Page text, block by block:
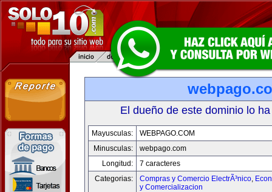
El dueño de este dominio lo
Mayusculas:
WEBPAGO.COM
Minusculas:
webpago.com
Longitud:
7 caracteres
Categorias:
Compras y Comercio ElectrÃ³nico,
y Comercializacion